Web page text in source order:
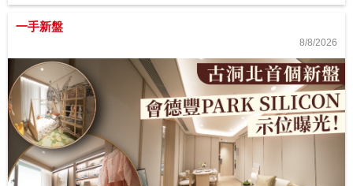
一手新盤
8/8/2026